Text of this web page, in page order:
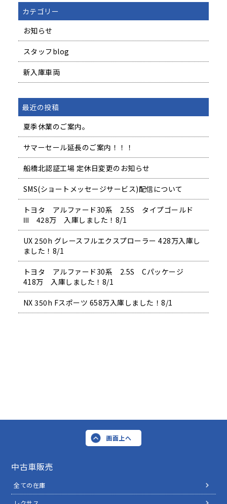
カテゴリー
お知らせ
スタッフblog
新入庫車両
最近の投稿
夏季休業のご案内。
サマーセール延長のご案内！！！
船橋北認証工場 定休日変更のお知らせ
SMS(ショートメッセージサービス)配信について
トヨタ アルファード30系 2.5S タイプゴールド
Ⅲ 428万 入庫しました！8/1
UX 250h グレースフルエクスプローラー 428万入庫し
ました！8/1
トヨタ アルファード30系 2.5S Cパッケージ
418万 入庫しました！8/1
NX 350h Fスポーツ 658万入庫しました！8/1
画面上へ
中古車販売
全ての在庫